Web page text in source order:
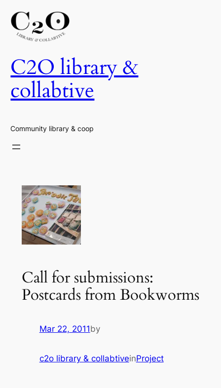
Skip
to
content
C2O library &
collabtive
Community library & coop
Call for submissions:
Postcards from Bookworms
Mar 22, 2011by
c2o library & collabtiveinProject